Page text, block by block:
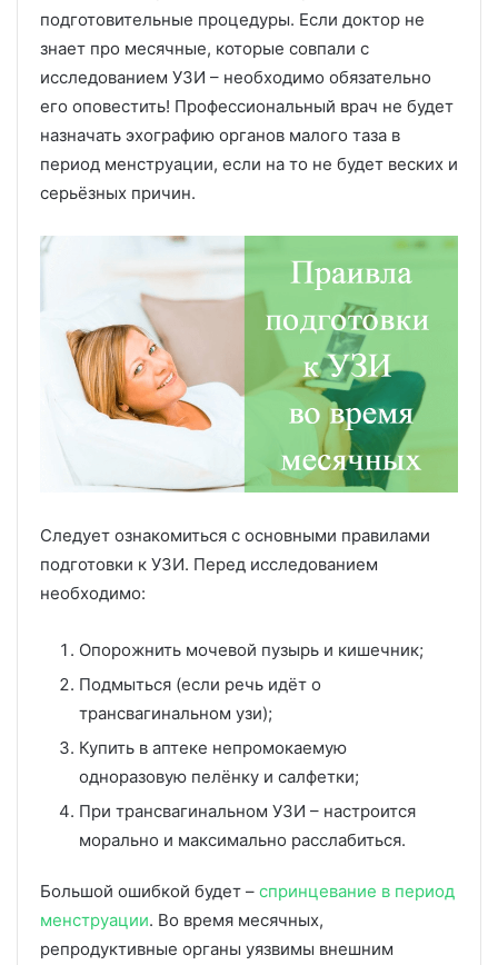
подготовительные процедуры. Если доктор не
знает про месячные, которые совпали с
исследованием УЗИ – необходимо обязательно
его оповестить! Профессиональный врач не будет
назначать эхографию органов малого таза в
период менструации, если на то не будет веских и
серьёзных причин.
Следует ознакомиться с основными правилами
подготовки к УЗИ. Перед исследованием
необходимо:
Опорожнить мочевой пузырь и кишечник;
Подмыться (если речь идёт о
трансвагинальном узи);
Купить в аптеке непромокаемую
одноразовую пелёнку и салфетки;
При трансвагинальном УЗИ – настроится
морально и максимально расслабиться.
Большой ошибкой будет – спринцевание в период
менструации. Во время месячных,
репродуктивные органы уязвимы внешним